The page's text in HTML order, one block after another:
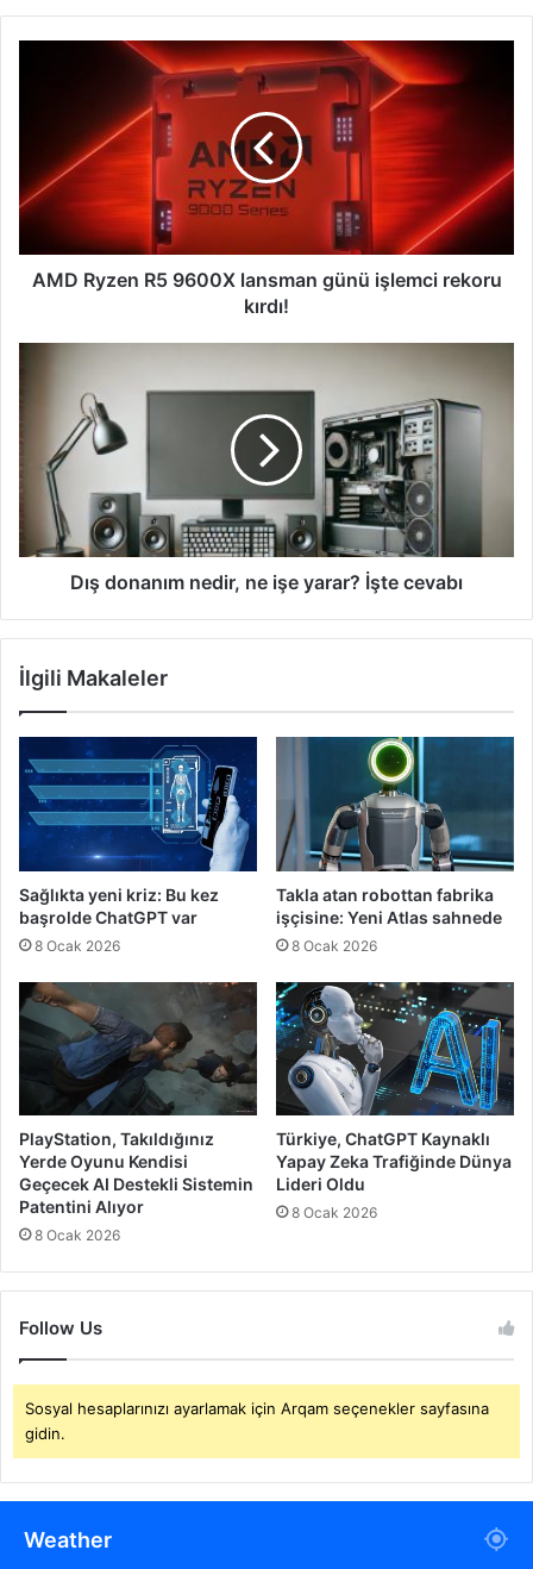
lansman
günü
işlemci
kırdı!
AMD Ryzen R5 9600X lansman günü işlemci rekoru
kırdı!
yarar?
cevabı
Dış donanım nedir, ne işe yarar? İşte cevabı
İlgili Makaleler
Sağlıkta yeni kriz: Bu kez
başrolde ChatGPT var
8 Ocak 2026
Takla atan robottan fabrika
işçisine: Yeni Atlas sahnede
8 Ocak 2026
PlayStation, Takıldığınız
Yerde Oyunu Kendisi
Geçecek AI Destekli Sistemin
Patentini Alıyor
8 Ocak 2026
Türkiye, ChatGPT Kaynaklı
Yapay Zeka Trafiğinde Dünya
Lideri Oldu
8 Ocak 2026
Follow Us
Sosyal hesaplarınızı ayarlamak için Arqam seçenekler sayfasına
gidin.
Weather